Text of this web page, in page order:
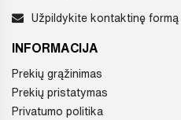
Užpildykite kontaktinę formą
INFORMACIJA
Prekių grąžinimas
Prekių pristatymas
Privatumo politika